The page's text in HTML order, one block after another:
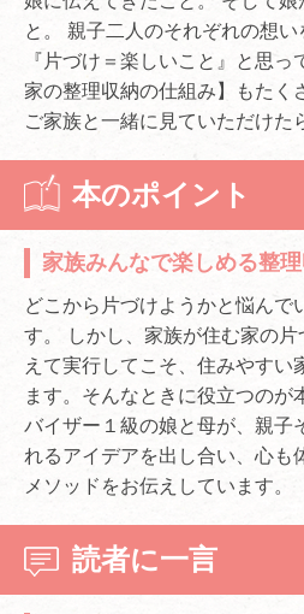
と。 親子二人のそれぞれの想い
『片づけ＝楽しいこと』と思
家の整理収納の仕組み】もたく
ご家族と一緒に見ていただけた
本のポイント
家族みんなで楽しめる整
どこから片づけようかと悩んで
す。 しかし、家族が住む家の
えて実行してこそ、住みやすい
ます。そんなときに役立つのが
バイザー１級の娘と母が、親子
れるアイデアを出し合い、心も
メソッドをお伝えしています。
読者に一言